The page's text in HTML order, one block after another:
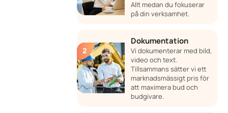
Allt medan du fokuserar
på din verksamhet.
Dokumentation
Vi dokumenterar med bild,
video och text.
Tillsammans sätter vi ett
marknadsmässigt pris för
att maximera bud och
budgivare.